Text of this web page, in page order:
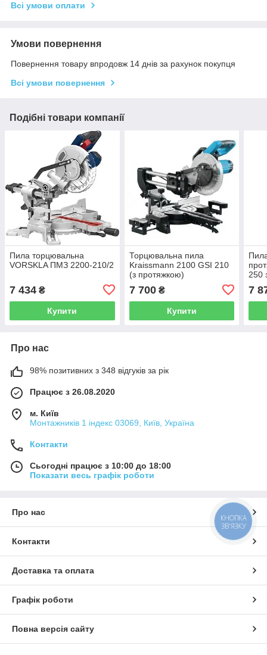
Всі умови оплати
Умови повернення
Повернення товару впродовж 14 днів за рахунок покупця
Всі умови повернення
Подібні товари компанії
Пила торцювальна
VORSKLA ПМЗ 2200-210/2
7 434 ₴
Купити
Торцювальна пила
Kraissmann 2100 GSI 210
(з протяжкою)
7 700₴
Купити
250
7
Про нас
98% позитивних з 348 відгуків за рік
Працює з 26.08.2020
м. Київ
Монтажників 1 індекс 03069, Київ, Україна
Контакти
Сьогодні працює з 10:00 до 18:00
Показати весь графік роботи
Про нас
Контакти
Доставка та оплата
Графік роботи
Повна версія сайту
КНОПКА
ЗВ'ЯЗКУ